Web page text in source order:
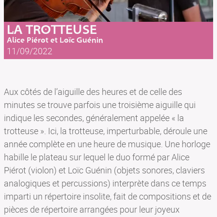
LA TROTTEUSE
Alice Piérot et Loïc Guénin
11/09/2022
Aux côtés de l’aiguille des heures et de celle des
minutes se trouve parfois une troisième aiguille qui
indique les secondes, généralement appelée « la
trotteuse ». Ici, la trotteuse, imperturbable, déroule une
année complète en une heure de musique. Une horloge
habille le plateau sur lequel le duo formé par Alice
Piérot (violon) et Loïc Guénin (objets sonores, claviers
analogiques et percussions) interprète dans ce temps
imparti un répertoire insolite, fait de compositions et de
pièces de répertoire arrangées pour leur joyeux